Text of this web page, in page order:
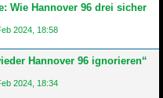
Wie Hannover 96 drei sicher
2024, 18:58
Hannover 96 ignorieren“
2024, 18:34